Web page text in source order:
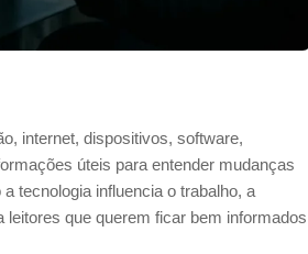
internet, dispositivos, software,
úteis para entender mudanças
tecnologia influencia o trabalho, a
que querem ficar bem informados